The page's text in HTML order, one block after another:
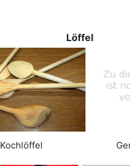
Löffel
Kochlöffel